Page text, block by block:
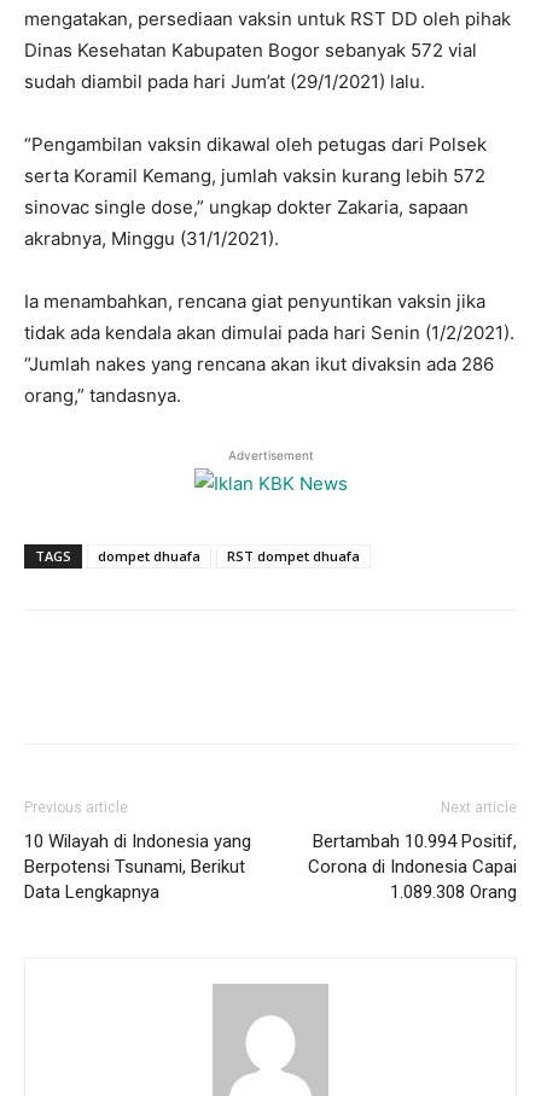
mengatakan, persediaan vaksin untuk RST DD oleh pihak
Dinas Kesehatan Kabupaten Bogor sebanyak 572 vial
sudah diambil pada hari Jum’at (29/1/2021) lalu.
“Pengambilan vaksin dikawal oleh petugas dari Polsek
serta Koramil Kemang, jumlah vaksin kurang lebih 572
sinovac single dose,” ungkap dokter Zakaria, sapaan
akrabnya, Minggu (31/1/2021).
Ia menambahkan, rencana giat penyuntikan vaksin jika
tidak ada kendala akan dimulai pada hari Senin (1/2/2021).
“Jumlah nakes yang rencana akan ikut divaksin ada 286
orang,” tandasnya.
Advertisement
TAGS dompet dhuafa RST dompet dhuafa
Previous article
10 Wilayah di Indonesia yang
Berpotensi Tsunami, Berikut
Data Lengkapnya
Next article
Bertambah 10.994 Positif,
Corona di Indonesia Capai
1.089.308 Orang